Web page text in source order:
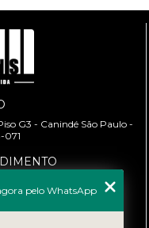
G3 - Canindé São Paulo -
071
18:00h
pelo WhatsApp